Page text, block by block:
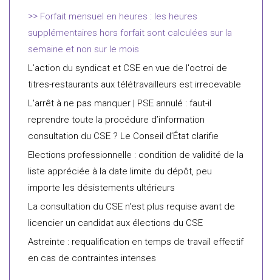
Forfait mensuel en heures : les heures
supplémentaires hors forfait sont calculées sur la
semaine et non sur le mois
L’action du syndicat et CSE en vue de l'octroi de
titres-restaurants aux télétravailleurs est irrecevable
L'arrêt à ne pas manquer | PSE annulé : faut-il
reprendre toute la procédure d’information
consultation du CSE ? Le Conseil d’État clarifie
Elections professionnelle : condition de validité de la
liste appréciée à la date limite du dépôt, peu
importe les désistements ultérieurs
La consultation du CSE n'est plus requise avant de
licencier un candidat aux élections du CSE
Astreinte : requalification en temps de travail effectif
en cas de contraintes intenses